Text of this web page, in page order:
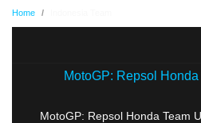
Home
MotoGP: Repsol
MotoGP: Repsol Honda